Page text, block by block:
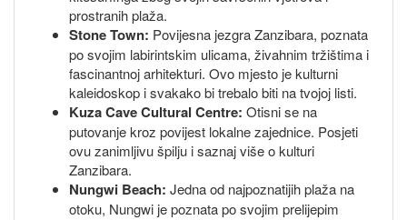
prostranih plaža.
Stone Town: Povijesna jezgra Zanzibara, poznata
po svojim labirintskim ulicama, živahnim tržištima i
fascinantnoj arhitekturi. Ovo mjesto je kulturni
kaleidoskop i svakako bi trebalo biti na tvojoj listi.
Kuza Cave Cultural Centre: Otisni se na
putovanje kroz povijest lokalne zajednice. Posjeti
ovu zanimljivu špilju i saznaj više o kulturi
Zanzibara.
Nungwi Beach: Jedna od najpoznatijih plaža na
otoku, Nungwi je poznata po svojim prelijepim